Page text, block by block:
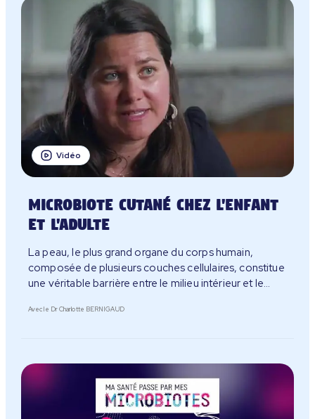
Vidéo
Microbiote cutané chez l'enfant
et l'adulte
La peau, le plus grand organe du corps humain,
composée de plusieurs couches cellulaires, constitue
une véritable barrière entre le milieu intérieur et le
Avec le Dr Charlotte BERNIGAUD